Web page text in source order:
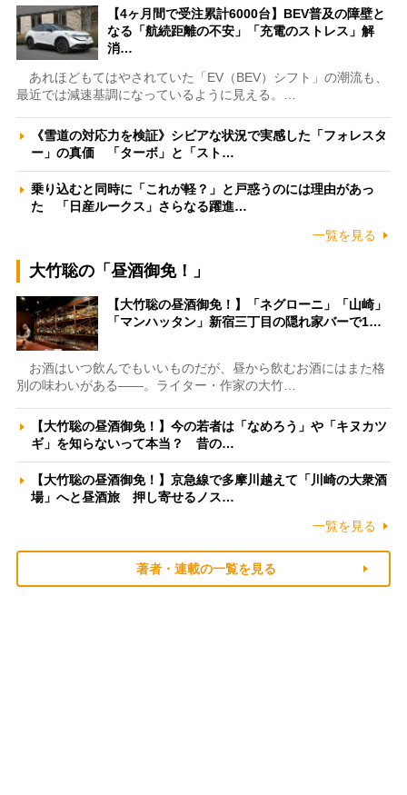
【4ヶ月間で受注累計6000台】BEV普及の障壁と
なる「航続距離の不安」「充電のストレス」解
消…
あれほどもてはやされていた「EV（BEV）シフト」の潮流も、
最近では減速基調になっているように見える。…
《雪道の対応力を検証》シビアな状況で実感した「フォレスタ
ー」の真価 「ターボ」と「スト…
乗り込むと同時に「これが軽？」と戸惑うのには理由があっ
た 「日産ルークス」さらなる躍進…
一覧を見る
大竹聡の「昼酒御免！」
【大竹聡の昼酒御免！】「ネグローニ」「山崎」
「マンハッタン」新宿三丁目の隠れ家バーで1…
お酒はいつ飲んでもいいものだが、昼から飲むお酒にはまた格
別の味わいがある――。ライター・作家の大竹…
【大竹聡の昼酒御免！】今の若者は「なめろう」や「キヌカツ
ギ」を知らないって本当？ 昔の…
【大竹聡の昼酒御免！】京急線で多摩川越えて「川崎の大衆酒
場」へと昼酒旅 押し寄せるノス…
一覧を見る
著者・連載の一覧を見る